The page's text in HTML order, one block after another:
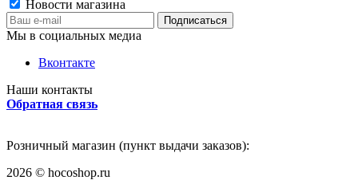
Новости магазина
Мы в социальных медиа
Вконтакте
Наши контакты
Обратная связь
Розничный магазин (пункт выдачи заказов):
2026 © hocoshop.ru